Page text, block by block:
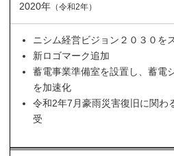
2020年（令和2年）
ニシム経営ビジョン２０３０を
新ロゴマーク追加
蓄電事業準備室を設置し、蓄電
を加速化
令和2年7月豪雨災害復旧に関わ
受